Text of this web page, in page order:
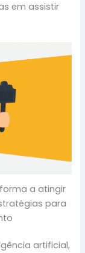
em assistir
a atingir
para
artificial,